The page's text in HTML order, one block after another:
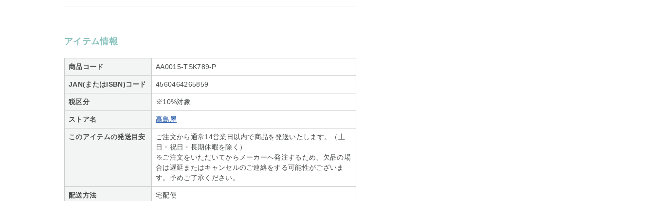
アイテム情報
商品コード AA0015-TSK789-P
JAN(またはISBN)コード 4560464265859
税区分 ※10%対象
ストア名 髙島屋
このアイテムの発送目安
ご注文から通常14営業日以内で商品を発送いたします。（土
日・祝日・長期休暇を除く）
※ご注文をいただいてからメーカーへ発注するため、欠品の場
合は遅延またはキャンセルのご連絡をする可能性がございま
す。予めご了承ください。
配送方法 宅配便